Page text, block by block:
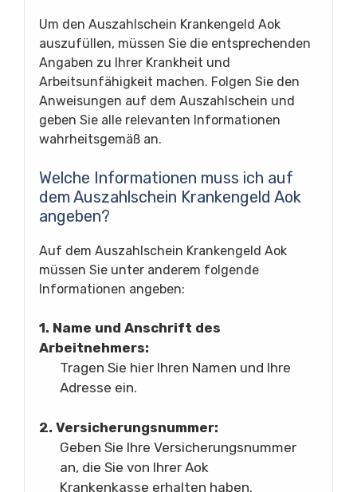
Um den Auszahlschein Krankengeld Aok
auszufüllen, müssen Sie die entsprechenden
Angaben zu Ihrer Krankheit und
Arbeitsunfähigkeit machen. Folgen Sie den
Anweisungen auf dem Auszahlschein und
geben Sie alle relevanten Informationen
wahrheitsgemäß an.
Welche Informationen muss ich auf
dem Auszahlschein Krankengeld Aok
angeben?
Auf dem Auszahlschein Krankengeld Aok
müssen Sie unter anderem folgende
Informationen angeben:
1. Name und Anschrift des
Arbeitnehmers:
Tragen Sie hier Ihren Namen und Ihre
Adresse ein.
2. Versicherungsnummer:
Geben Sie Ihre Versicherungsnummer
an, die Sie von Ihrer Aok
Krankenkasse erhalten haben.